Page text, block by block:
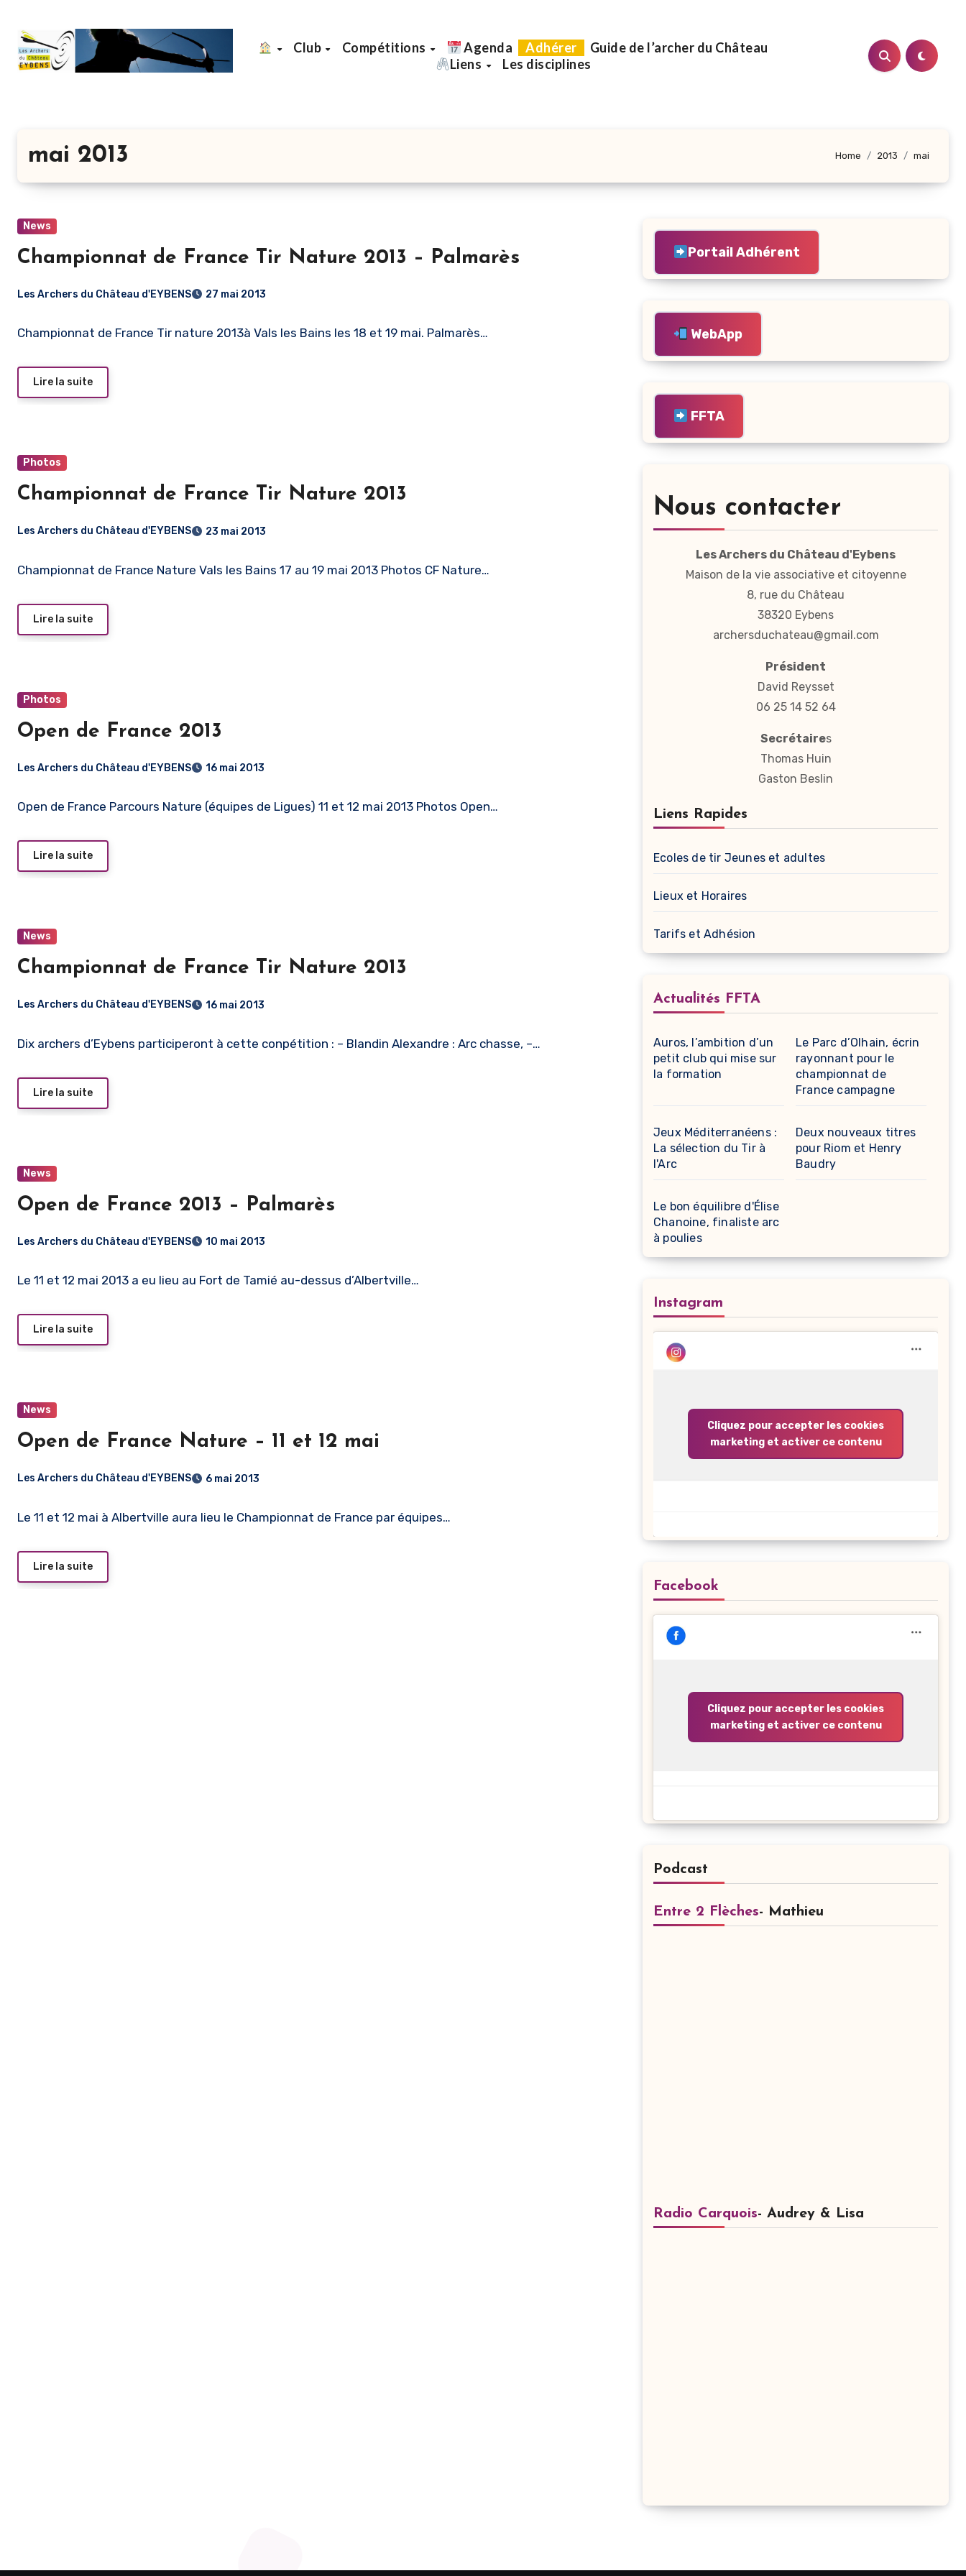
contenu
principal
Club Compétitions Agenda Adhérer
Guide de l’archer du Château
Liens
Les disciplines
mai 2013 Home 2013 mai
News
Championnat de France Tir Nature 2013 – Palmarès
Les Archers du Château d'EYBENS 27 mai 2013
Championnat de France Tir nature 2013à Vals les Bains les 18 et 19 mai. Palmarès…
Lire la suite
Photos
Championnat de France Tir Nature 2013
Les Archers du Château d'EYBENS 23 mai 2013
Championnat de France Nature Vals les Bains 17 au 19 mai 2013 Photos CF Nature…
Lire la suite
Photos
Open de France 2013
Les Archers du Château d'EYBENS 16 mai 2013
Open de France Parcours Nature (équipes de Ligues) 11 et 12 mai 2013 Photos Open…
Lire la suite
News
Championnat de France Tir Nature 2013
Les Archers du Château d'EYBENS 16 mai 2013
Dix archers d’Eybens participeront à cette conpétition : – Blandin Alexandre : Arc chasse, –…
Lire la suite
News
Open de France 2013 – Palmarès
Les Archers du Château d'EYBENS 10 mai 2013
Le 11 et 12 mai 2013 a eu lieu au Fort de Tamié au-dessus d’Albertville…
Lire la suite
News
Open de France Nature – 11 et 12 mai
Les Archers du Château d'EYBENS 6 mai 2013
Le 11 et 12 mai à Albertville aura lieu le Championnat de France par équipes…
Lire la suite
Portail Adhérent
WebApp
FFTA
Nous contacter
Les Archers du Château d'Eybens
Maison de la vie associative et citoyenne
8, rue du Château
38320 Eybens
archersduchateau@gmail.com
Président
David Reysset
06 25 14 52 64
Secrétaires
Thomas Huin
Gaston Beslin
Liens Rapides
Ecoles de tir Jeunes et adultes
Lieux et Horaires
Tarifs et Adhésion
Actualités FFTA
Auros, l’ambition d’un
petit club qui mise sur
la formation
Le Parc d’Olhain, écrin
rayonnant pour le
championnat de
France campagne
Jeux Méditerranéens :
La sélection du Tir à
l'Arc
Deux nouveaux titres
pour Riom et Henry
Baudry
Le bon équilibre d'Élise
Chanoine, finaliste arc
à poulies
Instagram
Cliquez pour accepter les cookies
marketing et activer ce contenu
Facebook
Cliquez pour accepter les cookies
marketing et activer ce contenu
Podcast
Entre 2 Flèches- Mathieu
Radio Carquois- Audrey & Lisa